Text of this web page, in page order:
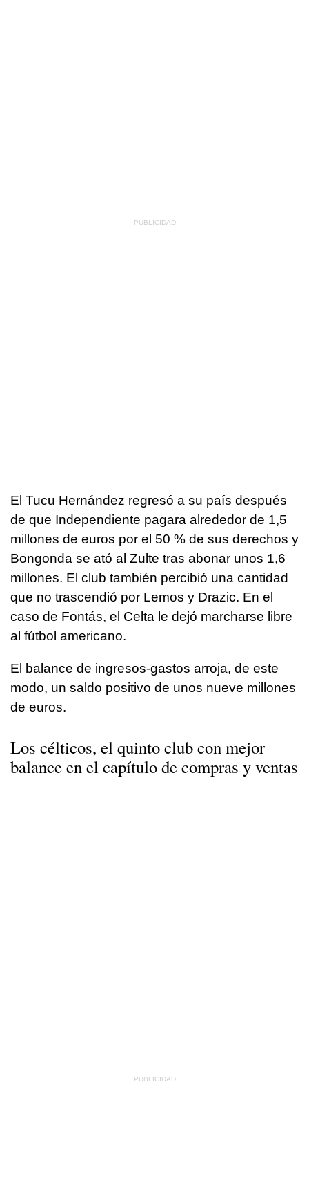
El Tucu Hernández regresó a su país después
de que Independiente pagara alrededor de 1,5
millones de euros por el 50 % de sus derechos y
Bongonda se ató al Zulte tras abonar unos 1,6
millones. El club también percibió una cantidad
que no trascendió por Lemos y Drazic. En el
caso de Fontás, el Celta le dejó marcharse libre
al fútbol americano.
El balance de ingresos-gastos arroja, de este
modo, un saldo positivo de unos nueve millones
de euros.
Los célticos, el quinto club con mejor
balance en el capítulo de compras y ventas